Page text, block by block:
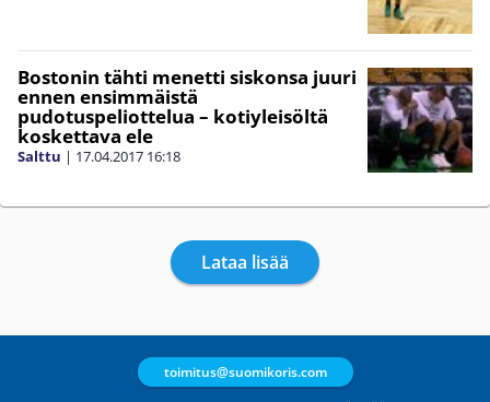
Bostonin tähti menetti siskonsa juuri
ennen ensimmäistä
pudotuspeliottelua – kotiyleisöltä
koskettava ele
Salttu | 17.04.2017 16:18
Lataa lisää
toimitus@suomikoris.com